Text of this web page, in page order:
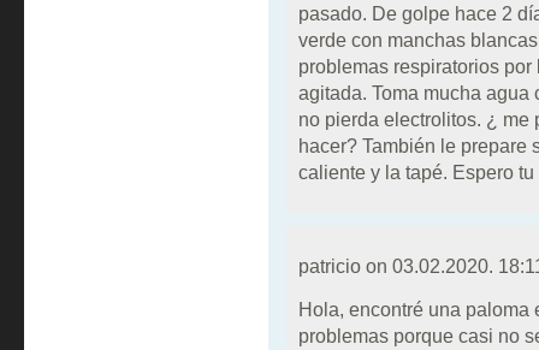
pasado. De golpe hace 2
verde con manchas
problemas respiratorios
agitada. Toma mucha
no pierda electrolitos. ¿ me
hacer? También le prepare
caliente y la tapé. Espero
patricio on 03.02.2020.
Hola, encontré una paloma
problemas porque casi no